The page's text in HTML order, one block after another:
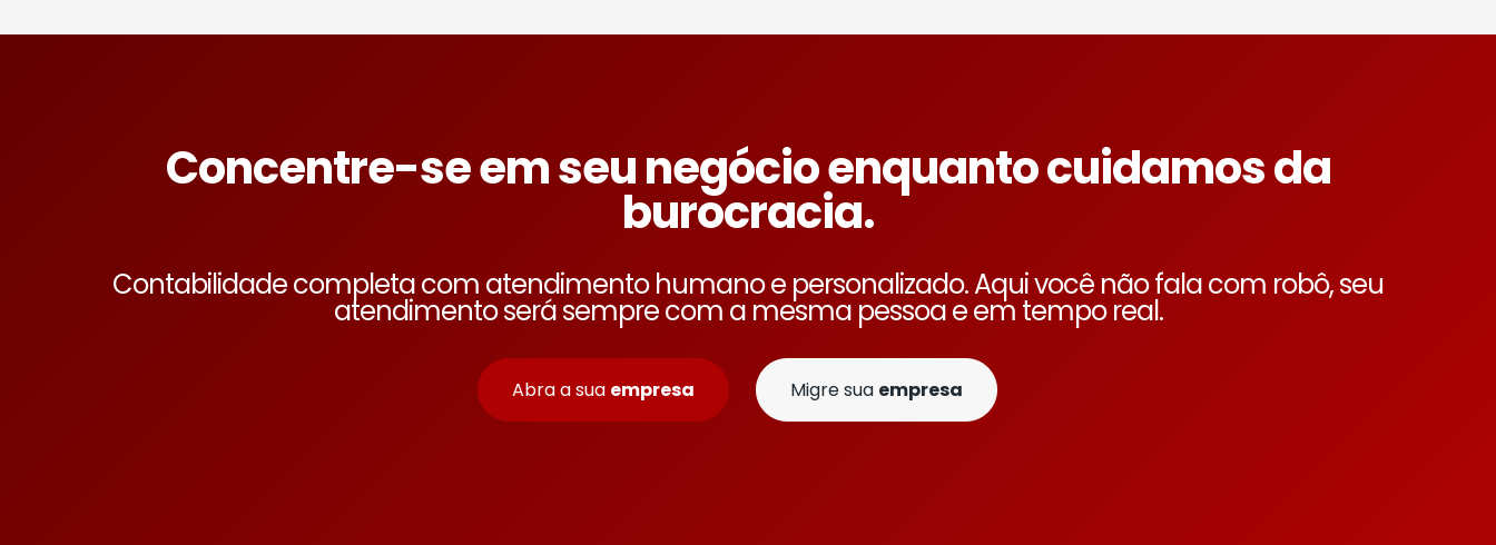
Concentre-se em seu negócio enquanto cuidamos da
burocracia.
Contabilidade completa com atendimento humano e personalizado. Aqui você não fala com robô, seu
atendimento será sempre com a mesma pessoa e em tempo real.
Abra a sua empresa Migre sua empresa